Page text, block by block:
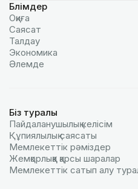
Бөлімдер
Оқиға
Саясат
Талдау
Экономика
Әлемде
Біз туралы
Пайдаланушылық келiciм
Құпиялылық саясаты
Мемлекеттік рәміздер
Жемқорлыққа қарсы шаралар
Мемлекеттік сатып алу